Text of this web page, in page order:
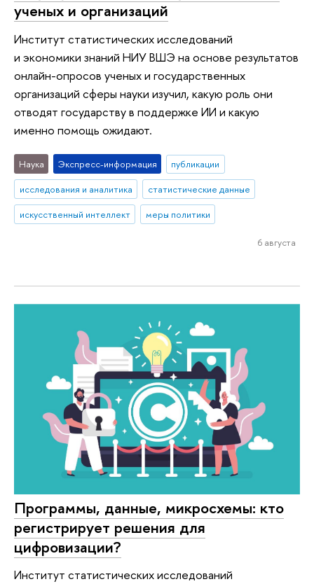
ученых и организаций
Институт статистических исследований
и экономики знаний НИУ ВШЭ на основе результатов
онлайн-опросов ученых и государственных
организаций сферы науки изучил, какую роль они
отводят государству в поддержке ИИ и какую
именно помощь ожидают.
Наука Экспресс-информация
публикации
исследования и аналитика
статистические данные
искусственный интеллект
меры политики
6 августа
Программы, данные, микросхемы: кто
регистрирует решения для
цифровизации?
Институт статистических исследований